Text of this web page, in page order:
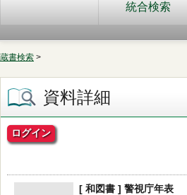
統合検索
蔵書検索 >
資料詳細
ログイン
[ 和図書 ] 警視庁年表